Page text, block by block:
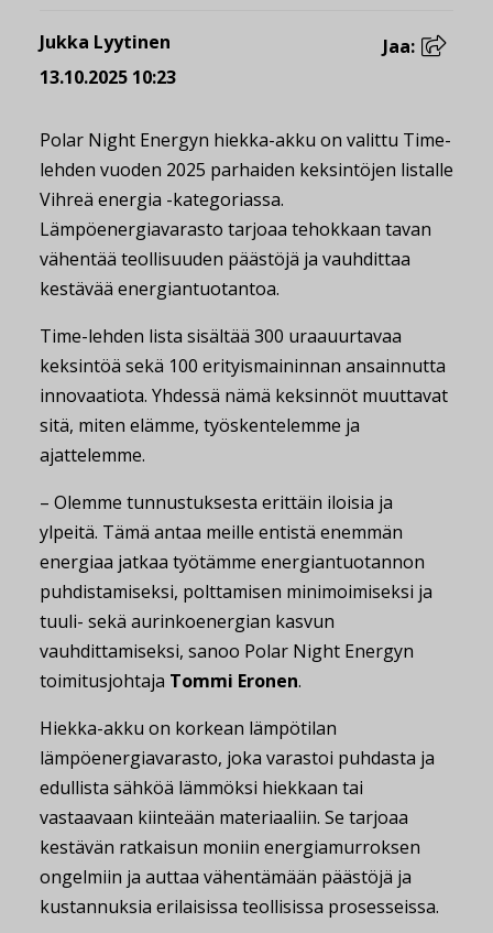
Jukka Lyytinen
13.10.2025 10:23
Jaa:
Polar Night Energyn hiekka-akku on valittu Time-
lehden vuoden 2025 parhaiden keksintöjen listalle
Vihreä energia -kategoriassa.
Lämpöenergiavarasto tarjoaa tehokkaan tavan
vähentää teollisuuden päästöjä ja vauhdittaa
kestävää energiantuotantoa.
Time-lehden lista sisältää 300 uraauurtavaa
keksintöä sekä 100 erityismaininnan ansainnutta
innovaatiota. Yhdessä nämä keksinnöt muuttavat
sitä, miten elämme, työskentelemme ja
ajattelemme.
– Olemme tunnustuksesta erittäin iloisia ja
ylpeitä. Tämä antaa meille entistä enemmän
energiaa jatkaa työtämme energiantuotannon
puhdistamiseksi, polttamisen minimoimiseksi ja
tuuli- sekä aurinkoenergian kasvun
vauhdittamiseksi, sanoo Polar Night Energyn
toimitusjohtaja Tommi Eronen.
Hiekka-akku on korkean lämpötilan
lämpöenergiavarasto, joka varastoi puhdasta ja
edullista sähköä lämmöksi hiekkaan tai
vastaavaan kiinteään materiaaliin. Se tarjoaa
kestävän ratkaisun moniin energiamurroksen
ongelmiin ja auttaa vähentämään päästöjä ja
kustannuksia erilaisissa teollisissa prosesseissa.